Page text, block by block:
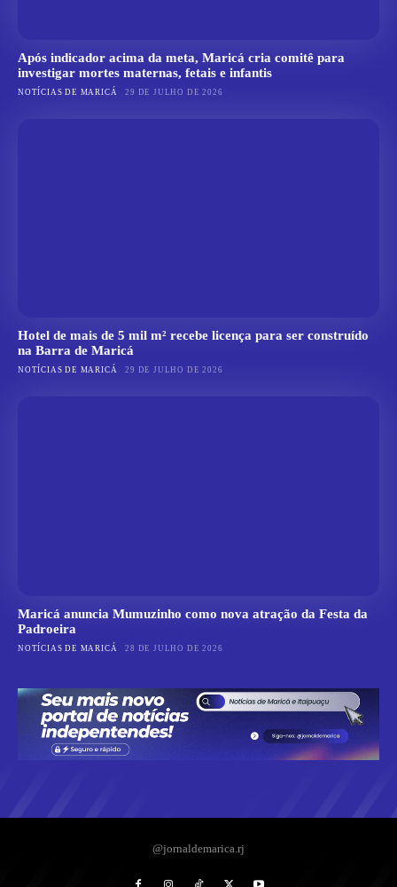
Após indicador acima da meta, Maricá cria comitê para
investigar mortes maternas, fetais e infantis
NOTÍCIAS DE MARICÁ 29 DE JULHO DE 2026
Hotel de mais de 5 mil m² recebe licença para ser construído
na Barra de Maricá
NOTÍCIAS DE MARICÁ 29 DE JULHO DE 2026
Maricá anuncia Mumuzinho como nova atração da Festa da
Padroeira
NOTÍCIAS DE MARICÁ 28 DE JULHO DE 2026
@jornaldemarica.rj